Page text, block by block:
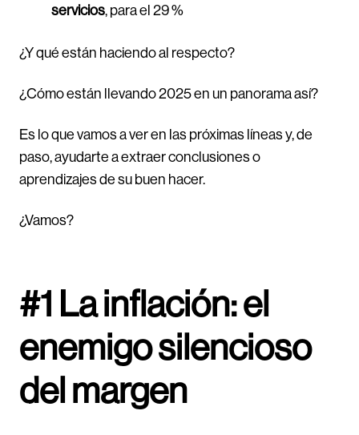
servicios, para el 29 %
¿Y qué están haciendo al respecto?
¿Cómo están llevando 2025 en un panorama así?
Es lo que vamos a ver en las próximas líneas y, de
paso, ayudarte a extraer conclusiones o
aprendizajes de su buen hacer.
¿Vamos?
#1 La inflación: el
enemigo silencioso
del margen